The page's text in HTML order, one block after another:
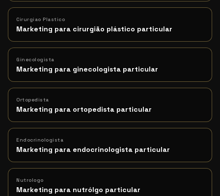
Cirurgiao Plastico
Marketing para cirurgião plástico particular
Ginecologista
Marketing para ginecologista particular
Ortopedista
Marketing para ortopedista particular
Endocrinologista
Marketing para endocrinologista particular
Nutrologo
Marketing para nutrólgo particular